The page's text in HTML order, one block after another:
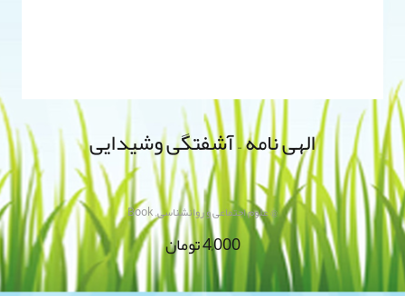
الهی نامه – آشفتگی وشیدایی
@ علوم اجتماعی و روانشناسی,
Book
4,000تومان